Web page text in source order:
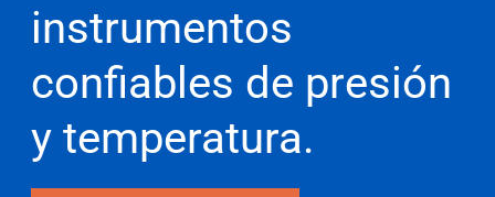
instrumentos
confiables de presión
y temperatura.